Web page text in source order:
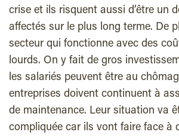
crise et ils risquent aussi d’être un
affectés sur le plus long terme. De
secteur qui fonctionne avec des
lourds. On y fait de gros
les salariés peuvent être au
entreprises doivent continuent à
de maintenance. Leur situation va
compliquée car ils vont faire face à